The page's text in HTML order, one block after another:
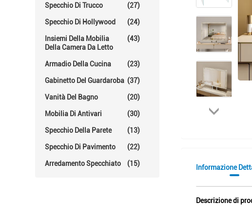
Specchio Di Trucco (27)
Specchio Di Hollywood (24)
Insiemi Della Mobilia
Della Camera Da Letto
(43)
Armadio Della Cucina (23)
Gabinetto Del Guardaroba (37)
Vanità Del Bagno (20)
Mobilia Di Antivari (30)
Specchio Della Parete (13)
Specchio Di Pavimento (22)
Arredamento Specchiato (15) Informazione
Descrizione di